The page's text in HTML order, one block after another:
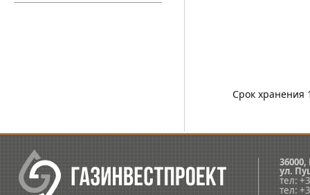
Срок хранения
ул.
тел:
тел: